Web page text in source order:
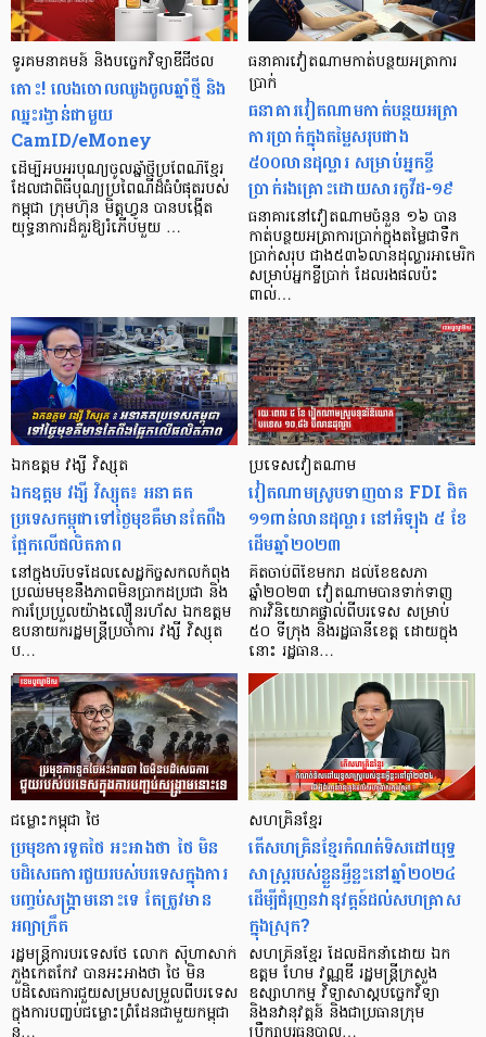
ទូរគមនាគមន៍ និង​បច្ចេកវិទ្យាឌីជីថល
តោះ! លេងចោលឈូងចូលឆ្នាំថ្មី និង
ឈ្នះរង្វាន់ជាមួយ
CamID/eMoney
ដើម្បីអបអរបុណ្យចូលឆ្នាំថ្មីប្រពៃណីខ្មែរ
ដែលជាពិធីបុណ្យប្រពៃណីដ៏ធំបំផុតរបស់
កម្ពុជា ក្រុមហ៊ុន មិត្តហ្វូន បានបង្កើត
យុទ្ធនាការដ៏គួរឱ្យរំភើបមួយ …
ធនាគារវៀតណាមកាត់បន្ថយអត្រាការ
ប្រាក់
ធនាគារវៀតណាមកាត់បន្ថយអត្រា
ការប្រាក់ក្នុងតម្លៃសរុបជាង
៥០០លានដុល្លារ សម្រាប់អ្នកខ្ចី
ប្រាក់រងគ្រោះដោយសារកូវីដ-១៩
ធនាគារនៅវៀតណាមចំនួន ១៦ បាន
កាត់បន្ថយអត្រាការប្រាក់ក្នុងតម្លៃជាទឹក
ប្រាក់សរុប ជាង៥៣៦លានដុល្លារអាមេរិក
សម្រាប់អ្នកខ្ចីប្រាក់ ដែលរងផលប៉ះ
ពាល់…
ឯកឧត្តម វង្សី វិស្សុត
ឯកឧត្តម វង្សី វិស្សុត៖ អនាគត
ប្រទេសកម្ពុជាទៅថ្ងៃមុខគឺមានតែពឹង
ផ្អែកលើផលិតភាព
នៅក្នុងបរិបទដែលសេដ្ឋកិច្ចសកលកំពុង
ប្រឈមមុខនឹងភាពមិនប្រាកដប្រជា និង
ការប្រែប្រួលយ៉ាងលឿនរហ័ស ឯកឧត្តម
ឧបនាយករដ្ឋមន្ត្រីប្រចាំការ វង្សី វិស្សុត
ប…
ប្រទេសវៀតណាម
វៀតណាមស្រូបទាញបាន FDI ជិត
១១ពាន់លានដុល្លារ នៅអំឡុង ៥ ខែ
ដើមឆ្នាំ២០២៣
គិតចាប់ពីខែមករា ដល់ខែឧសភា
ឆ្នាំ២០២៣ វៀតណាមបានទាក់ទាញ
ការវិនិយោគផ្ទាល់ពីបរទេស សម្រាប់
៥០ ទីក្រុង និងរដ្ឋធានីខេត្ត ដោយក្នុង
នោះ រដ្ឋធាន…
ជម្លោះកម្ពុជា ថៃ
ប្រមុខការទូតថៃ អះអាងថា ថៃ មិន
បដិសេធការជួយរបស់បរទេសក្នុងការ
បញ្ចប់សង្គ្រាមនោះទេ តែត្រូវមាន
អព្យាក្រឹត
រដ្ឋមន្ត្រីការបរទេសថៃ លោក ស៊ីហាសាក់
ភួងកេតកែវ បានអះអាងថា ថៃ មិន
បដិសេធការជួយសម្របសម្រួលពីបរទេស
ក្នុងការបញ្ចប់ជម្លោះព្រំដែនជាមួយកម្ពុជា
សហគ្រិនខ្មែរ
តើសហគ្រិនខ្មែរកំណត់ទិសដៅយុទ្ធ
សាស្ត្ររបស់ខ្លួនអ្វីខ្លះនៅឆ្នាំ២០២៤
ដើម្បីជំរុញនវានុវត្តន៍ដល់សហគ្រាស
ក្នុងស្រុក?
សហគ្រិនខ្មែរ ដែលដឹកនាំដោយ ឯក
ឧត្តម ហែម វណ្ណឌី រដ្ឋមន្ត្រីក្រសួង
ឧស្សាហកម្ម វិទ្យាសាស្តបច្ចេកវិទ្យា
និងនវានុវត្តន៍ និងជាប្រធានក្រុម